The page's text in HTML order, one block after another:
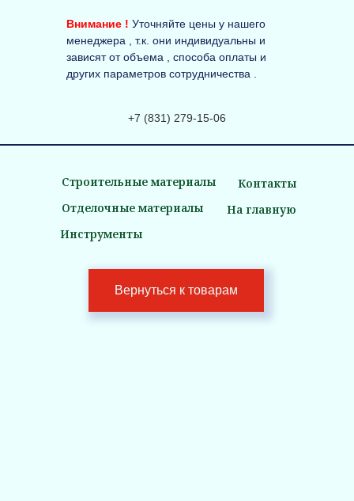
Внимание ! Уточняйте цены у нашего
менеджера , т.к. они индивидуальны и
зависят от объема , способа оплаты и
других параметров сотрудничества .
Вернуться к товарам
Строительные материалы
Отделочные материалы
Инструменты
На главную
Контакты
+7 (831) 279-15-06